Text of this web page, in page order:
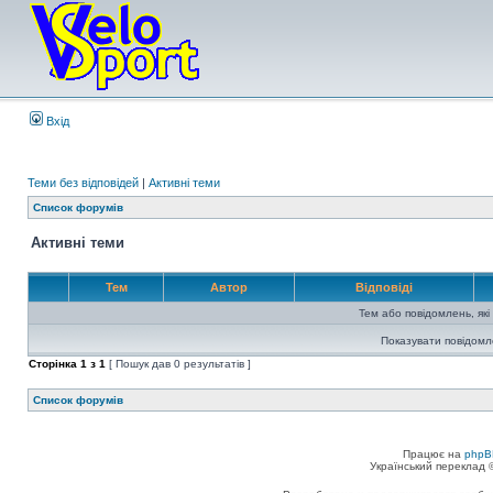
Вхід
Теми без відповідей | Активні теми
Список форумів
Активні теми
Тем Автор Відповіді
Тем або повідомлень,
Показувати
Сторінка 1 з 1 [ Пошук дав 0 результатів ]
Список форумів
Працює на
Український